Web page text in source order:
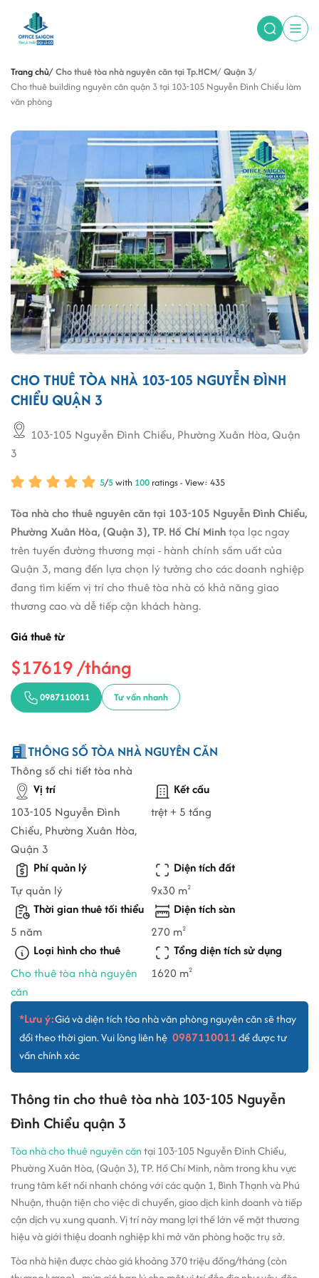
Trang chủ Cho thuê tòa nhà nguyên căn tại Tp.HCM Quận 3
Cho thuê building nguyên căn quận 3 tại 103-105 Nguyễn Đình Chiểu làm
văn phòng
CHO THUÊ TÒA NHÀ 103-105 NGUYỄN ĐÌNH
CHIỂU QUẬN 3
103-105 Nguyễn Đình Chiểu, Phường Xuân Hòa, Quận
3
5/5with 100 ratings - View: 435
Tòa nhà cho thuê nguyên căn tại 103-105 Nguyễn Đình Chiểu,
Phường Xuân Hòa, (Quận 3), TP. Hồ Chí Minhtọa lạc ngay
trên tuyến đường thương mại - hành chính sầm uất của
Quận 3, mang đến lựa chọn lý tưởng cho các doanh nghiệp
đang tìm kiếm vị trí cho thuê tòa nhà có khả năng giao
thương cao và dễ tiếp cận khách hàng.
Giá thuê từ
$17619 /tháng
0987110011 Tư vấn nhanh
THÔNG SỐ TÒA NHÀ NGUYÊN CĂN
Thông số chi tiết tòa nhà
Vị trí
103-105 Nguyễn Đình
Chiểu, Phường Xuân Hòa,
Quận 3
Kết cấu
trệt + 5 tầng
Phí quản lý
Tự quản lý
Diện tích đất
9x30 m2
Thời gian thuê tối thiểu
5 năm
Diện tích sàn
270 m2
Loại hình cho thuê
Cho thuê tòa nhà nguyên
căn
Tổng diện tích sử dụng
1620 m2
*Lưu ý:Giá và diện tích tòa nhà văn phòng nguyên căn sẽ thay
đổi theo thời gian. Vui lòng liên hệ 0987110011để được tư
vấn chính xác
Thông tin cho thuê tòa nhà 103-105 Nguyễn
Đình Chiểu quận 3
Tòa nhà cho thuê nguyên căntại 103-105 Nguyễn Đình Chiểu,
Phường Xuân Hòa, (Quận 3), TP. Hồ Chí Minh, nằm trong khu vực
trung tâm kết nối nhanh chóng với các quận 1, Bình Thạnh và Phú
Nhuận, thuận tiện cho việc di chuyển, giao dịch kinh doanh và tiếp
cận dịch vụ xung quanh. Vị trí này mang lợi thế lớn về mặt thương
hiệu và giới thiệu doanh nghiệp khi mở văn phòng hoặc trụ sở.
Tòa nhà hiện được chào giá khoảng 370 triệu đồng/tháng (còn